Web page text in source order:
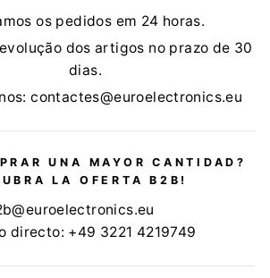
os pedidos em 24 horas.
dos artigos no prazo de 30
dias.
contactes@euroelectronics.eu
UNA MAYOR CANTIDAD?
LA OFERTA B2B!
directo: +49 3221 4219749